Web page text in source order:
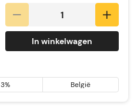
In winkelwagen
3% België